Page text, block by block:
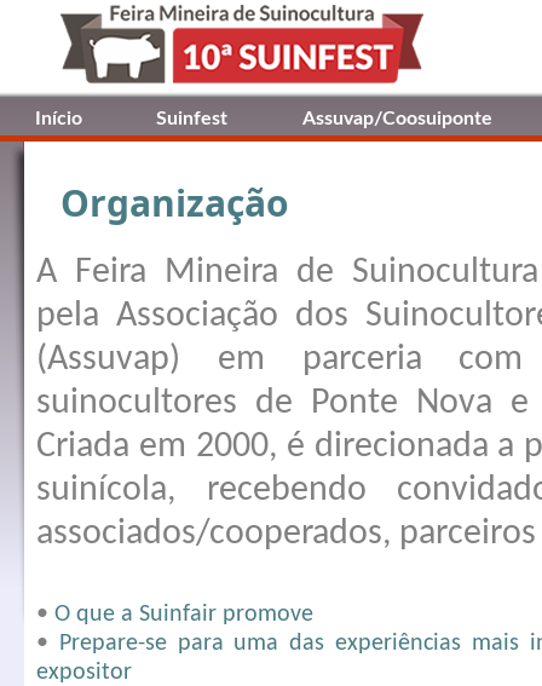
Início Suinfest Assuvap/Coosuiponte
Organização
A Feira Mineira de
pela Associação dos
(Assuvap) em parceria
suinocultores de Ponte Nova e
Criada em 2000, é direcionada a
suinícola, recebendo
associados/cooperados,
• O que a Suinfair promove
• Prepare-se para uma das experiências mais
expositor